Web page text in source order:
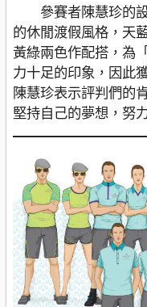
參賽者陳慧珍的設
的休閒渡假風格，天
黃綠兩色作配搭，為
力十足的印象，因此
陳慧珍表示評判們的
堅持自己的夢想，努